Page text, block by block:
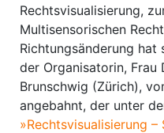
Rechtsvisualisierung,
Multisensorischen
Richtungsänderung
der Organisatorin, Frau
Brunschwig (Zürich),
angebahnt, der unter
»Rechtsvisualisierung –